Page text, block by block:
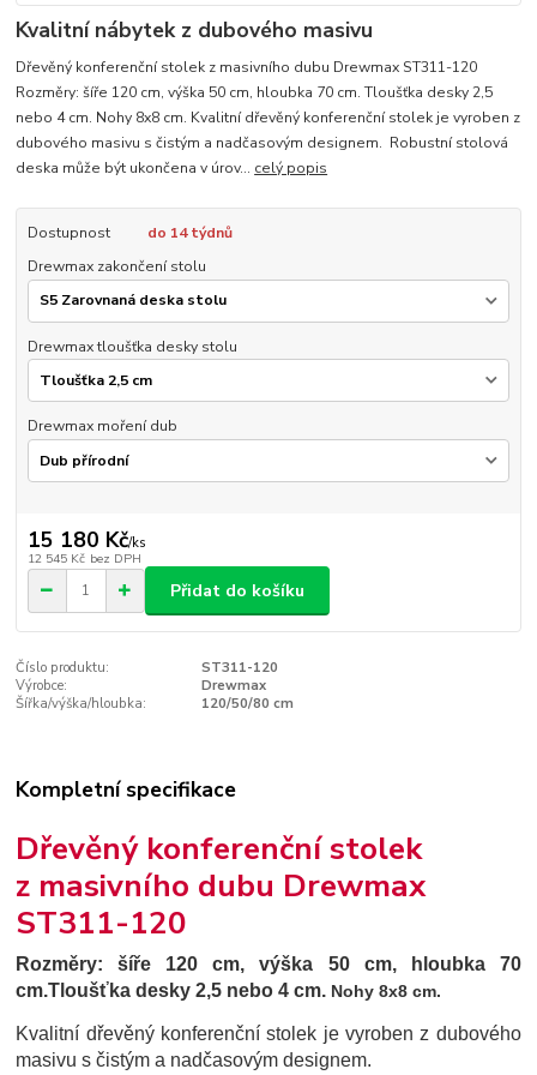
Kvalitní nábytek z dubového masivu
Dřevěný konferenční stolek z masivního dubu Drewmax ST311-120
Rozměry: šíře 120 cm, výška 50 cm, hloubka 70 cm. Tloušťka desky 2,5
nebo 4 cm. Nohy 8x8 cm. Kvalitní dřevěný konferenční stolek je vyroben z
dubového masivu s čistým a nadčasovým designem. Robustní stolová
deska může být ukončena v úrov... celý popis
Dostupnost
do 14 týdnů
Drewmax zakončení stolu
Drewmax tloušťka desky stolu
Drewmax moření dub
15 180 Kč/ks
12 545 Kč bez DPH
Přidat do košíku
Číslo produktu:
ST311-120
Výrobce:
Drewmax
Šířka/výška/hloubka:
120/50/80 cm
Kompletní specifikace
Dřevěný konferenční stolek
z masivního dubu Drewmax
ST311-120
Rozměry:šíře 120 cm, výška 50 cm, hloubka 70
cm.Tloušťka desky 2,5 nebo 4 cm. Nohy 8x8 cm.
Kvalitní dřevěný konferenční stolek je vyroben z dubového
masivu s čistým a nadčasovým designem.